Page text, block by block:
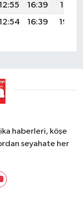
16:39
19:41
16:39 19:39
haberleri, köşe
seyahate her